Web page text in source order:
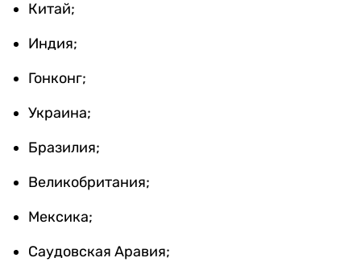
Китай;
Индия;
Гонконг;
Украина;
Бразилия;
Великобритания;
Мексика;
Саудовская Аравия;